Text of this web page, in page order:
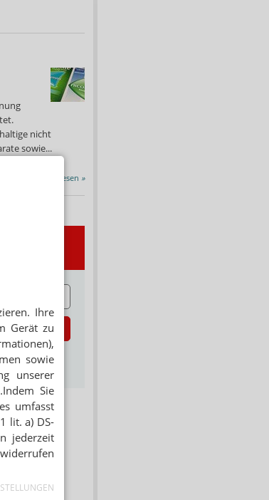
Ihre
Gerät zu
sowie
unserer
Sie
umfasst
lit. a) DS-
jederzeit
nicht
sowie...
Alle Porträts lesen »
&